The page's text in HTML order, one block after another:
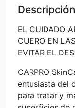
Descripción
EL CUIDADO
CUERO EN
EVITAR EL
CARPRO
entusiasta del
para tratar y